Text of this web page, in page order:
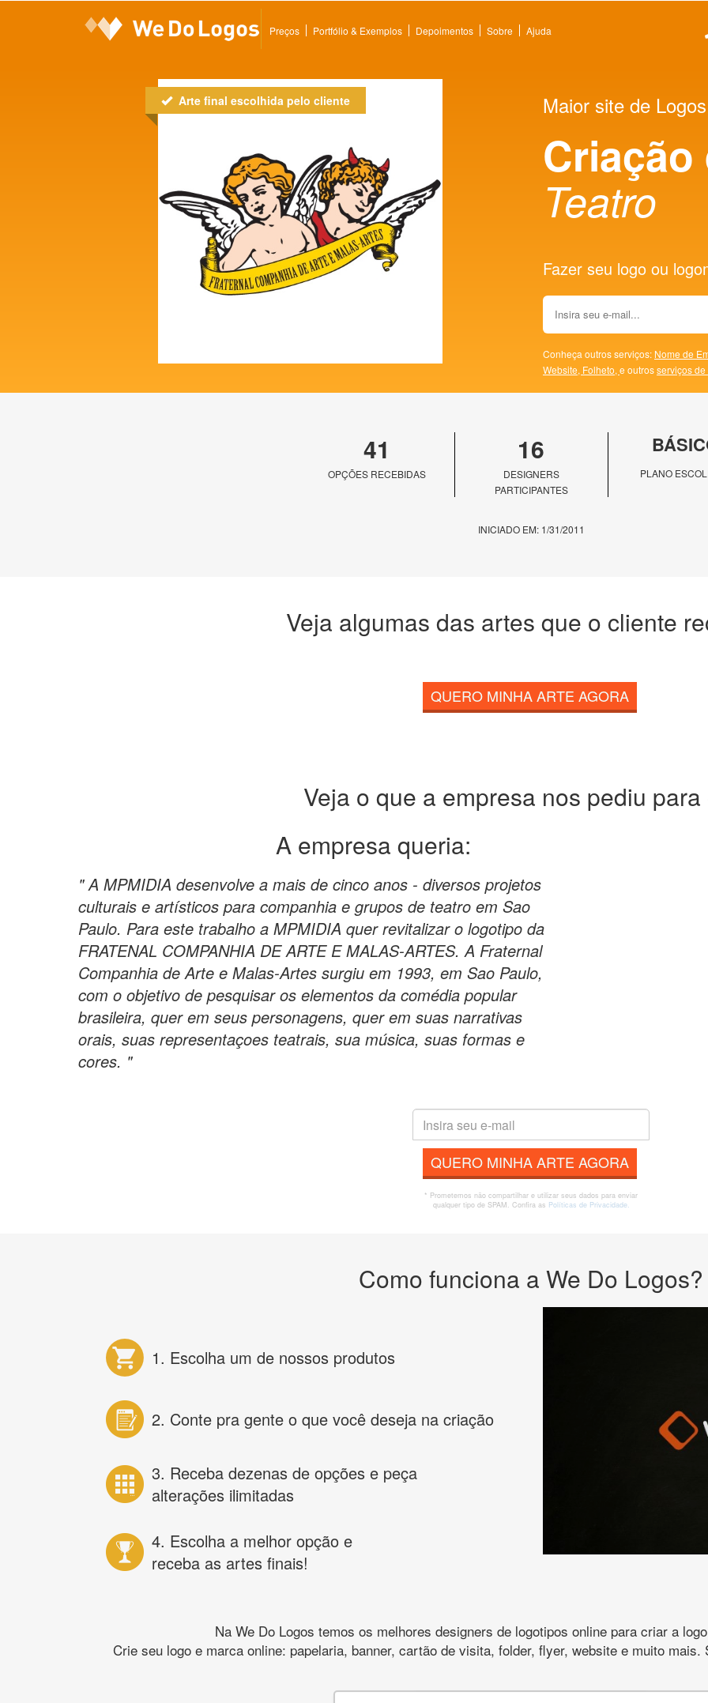
Preços Portfólio & Exemplos Depoimentos Sobre Ajuda
Arte final escolhida pelo cliente Maior site de
Criação
Teatro
Fazer seu logo ou
Conheça outros serviços: Nome de
Website, Folheto, e outrosserviços
41
OPÇÕES RECEBIDAS
16
DESIGNERS
PARTICIPANTES
PLANO
INICIADO EM: 1/31/2011
Veja algumas das artes que o cliente
QUERO MINHA ARTE AGORA
Veja o que a empresa nos pediu para
A empresa queria:
" A MPMIDIA desenvolve a mais de cinco anos - diversos projetos
culturais e artísticos para companhia e grupos de teatro em Sao
Paulo. Para este trabalho a MPMIDIA quer revitalizar o logotipo da
FRATENAL COMPANHIA DE ARTE E MALAS-ARTES. A Fraternal
Companhia de Arte e Malas-Artes surgiu em 1993, em Sao Paulo,
com o objetivo de pesquisar os elementos da comédia popular
brasileira, quer em seus personagens, quer em suas narrativas
orais, suas representaçoes teatrais, sua música, suas formas e
cores. "
QUERO MINHA ARTE AGORA
* Prometemos não compartilhar e utilizar seus dados para enviar
qualquer tipo de SPAM. Confira as Políticas de Privacidade.
Como funciona a We Do Logos?
1. Escolha um de nossos produtos
2. Conte pra gente o que você deseja na criação
3. Receba dezenas de opções e peça
alterações ilimitadas
4. Escolha a melhor opção e
receba as artes finais!
Na We Do Logos temos os melhores designers de logotipos online para criar a
Crie seu logo e marca online: papelaria, banner, cartão de visita, folder, flyer, website e muito